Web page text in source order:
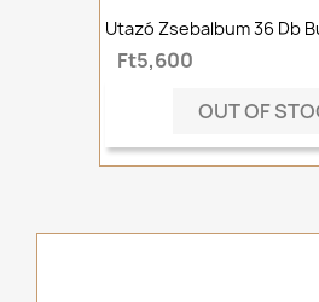
Utazó Zsebalbum 36 Db
Ft5,600
OUT OF